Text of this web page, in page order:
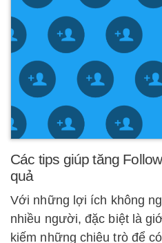
Các tips giúp tăng
quả
Với những lợi ích không
nhiều người, đặc biệt là
kiếm những chiêu trò để